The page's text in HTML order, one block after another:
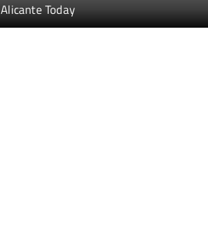
Alicante Today